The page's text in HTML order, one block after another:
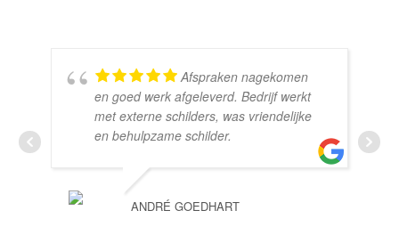
Afspraken nagekomen
en goed werk afgeleverd. Bedrijf werkt
met externe schilders, was vriendelijke
en behulpzame schilder.
ANDRÉ GOEDHART